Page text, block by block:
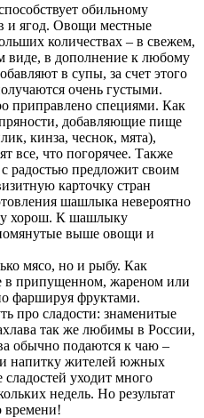
обильному
и ягод. Овощи местные
количествах – в свежем,
виде, в дополнение к любому
в супы, за счет этого
очень густыми.
приправлено специями. Как
добавляющие пище
кинза, чеснок, мята),
все, что погорячее. Также
с радостью предложит своим
карточку стран
шашлыка невероятно
хорош. К шашлыку
выше овощи и
мясо, но и рыбу. Как
в припущенном, жареном или
фаршируя фруктами.
про сладости: знаменитые
так же любимы в России,
обычно подаются к чаю –
напитку жителей южных
уходит много
недель. Но результат
времени!